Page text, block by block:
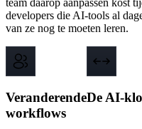
developers die AI-tools al
van ze nog te moeten leren.
Veranderende
workflows
De AI-